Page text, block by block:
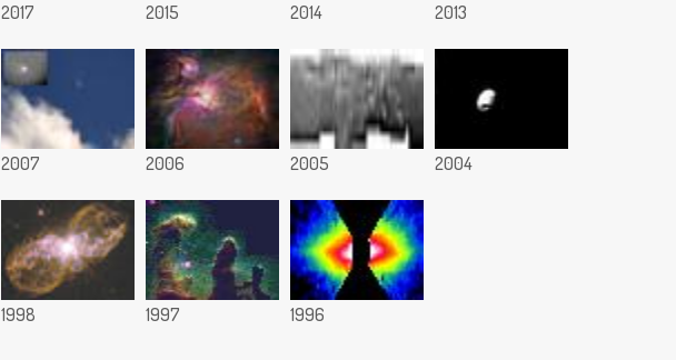
2017 2015 2014 2013
2007 2006 2005 2004
1998 1997 1996